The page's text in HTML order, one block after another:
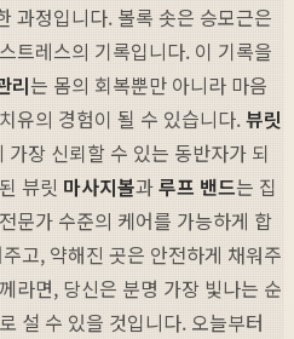
과정입니다. 볼록 솟은 승모근은
트레스의 기록입니다. 이 기록을
리는 몸의 회복뿐만 아니라 마음
유의 경험이 될 수 있습니다.뷰릿
가장 신뢰할 수 있는 동반자가 되
뷰릿 마사지볼과루프 밴드는 집
문가 수준의 케어를 가능하게 합
고, 약해진 곳은 안전하게 채워주
라면, 당신은 분명 가장 빛나는 순
설 수 있을 것입니다. 오늘부터